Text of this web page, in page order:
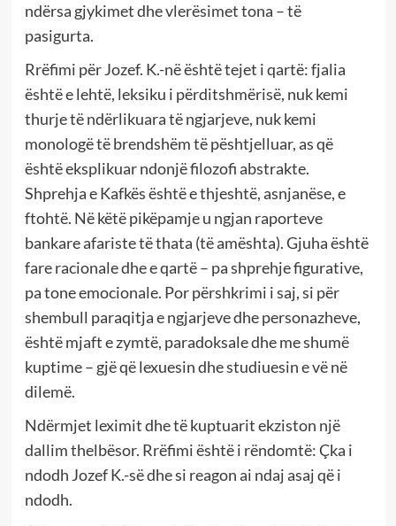
ndërsa gjykimet dhe vlerësimet tona – të
pasigurta.
Rrëfimi për Jozef. K.-në është tejet i qartë: fjalia
është e lehtë, leksiku i përditshmërisë, nuk kemi
thurje të ndërlikuara të ngjarjeve, nuk kemi
monologë të brendshëm të pështjelluar, as që
është eksplikuar ndonjë filozofi abstrakte.
Shprehja e Kafkës është e thjeshtë, asnjanëse, e
ftohtë. Në këtë pikëpamje u ngjan raporteve
bankare afariste të thata (të amështa). Gjuha është
fare racionale dhe e qartë – pa shprehje figurative,
pa tone emocionale. Por përshkrimi i saj, si për
shembull paraqitja e ngjarjeve dhe personazheve,
është mjaft e zymtë, paradoksale dhe me shumë
kuptime – gjë që lexuesin dhe studiuesin e vë në
dilemë.
Ndërmjet leximit dhe të kuptuarit ekziston një
dallim thelbësor. Rrëfimi është i rëndomtë: Çka i
ndodh Jozef K.-së dhe si reagon ai ndaj asaj që i
ndodh.